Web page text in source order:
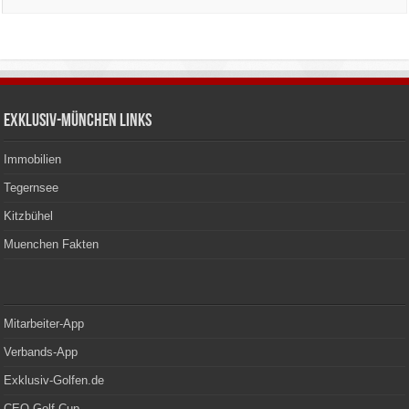
Exklusiv-München Links
Immobilien
Tegernsee
Kitzbühel
Muenchen Fakten
Mitarbeiter-App
Verbands-App
Exklusiv-Golfen.de